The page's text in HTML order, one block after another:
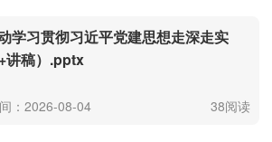
讲稿）.pptx
：2026-08-04 38阅读